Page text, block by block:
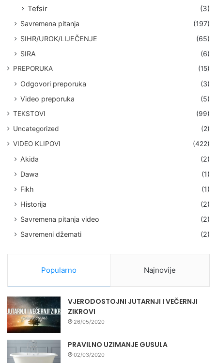
Tefsir
(3)
Savremena pitanja
(197)
SIHR/UROK/LIJEČENJE
(65)
SIRA
(6)
PREPORUKA (15)
Odgovori preporuka
(3)
Video preporuka
(5)
TEKSTOVI
(99)
Uncategorized
(2)
VIDEO KLIPOVI
(422)
Akida
(2)
Dawa
(1)
Fikh
(1)
Historija
(2)
Savremena pitanja video
(2)
Savremeni džemati
(2)
Popularno Najnovije
VJERODOSTOJNI JUTARNJI I VEČERNJI
ZIKROVI
26/05/2020
PRAVILNO UZIMANJE GUSULA
02/03/2020